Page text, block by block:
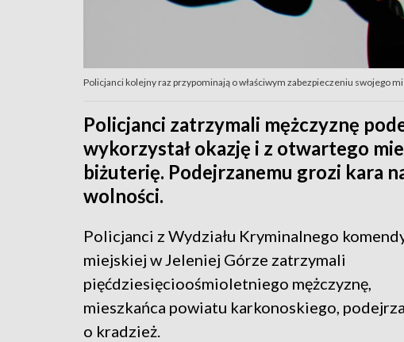
Policjanci kolejny raz przypominają o właściwym zabezpieczeniu swojego
Policjanci zatrzymali mężczyznę
wykorzystał okazję i z otwartego
biżuterię. Podejrzanemu grozi kara
wolności.
Policjanci z Wydziału Kryminalnego
miejskiej w Jeleniej Górze zatrzymali
pięćdziesięcioośmioletniego mężczyznę,
mieszkańca powiatu karkonoskiego,
o kradzież.